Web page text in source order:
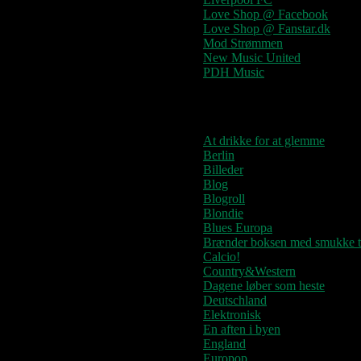
Love Shop @ Facebook
Love Shop @ Fanstar.dk
Mod Strømmen
New Music United
PDH Music
At drikke for at glemme
Berlin
Billeder
Blog
Blogroll
Blondie
Blues Europa
Brænder boksen med smukke
Calcio!
Country&Western
Dagene løber som heste
Deutschland
Elektronisk
En aften i byen
England
Europop